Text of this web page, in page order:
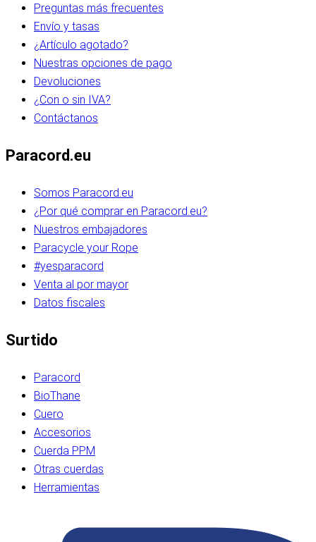
Preguntas más frecuentes
Envío y tasas
¿Artículo agotado?
Nuestras opciones de pago
Devoluciones
¿Con o sin IVA?
Contáctanos
Paracord.eu
Somos Paracord.eu
¿Por qué comprar en Paracord.eu?
Nuestros embajadores
Paracycle your Rope
#yesparacord
Venta al por mayor
Datos fiscales
Surtido
Paracord
BioThane
Cuero
Accesorios
Cuerda PPM
Otras cuerdas
Herramientas